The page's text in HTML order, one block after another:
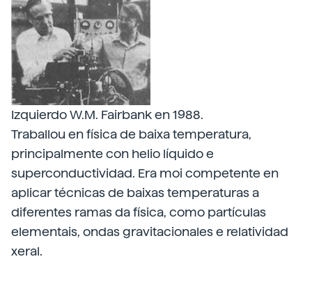
Izquierdo W.M. Fairbank en 1988.
Traballou en física de baixa temperatura,
principalmente con helio líquido e
superconductividad. Era moi competente en
aplicar técnicas de baixas temperaturas a
diferentes ramas da física, como partículas
elementais, ondas gravitacionales e relatividad
xeral.